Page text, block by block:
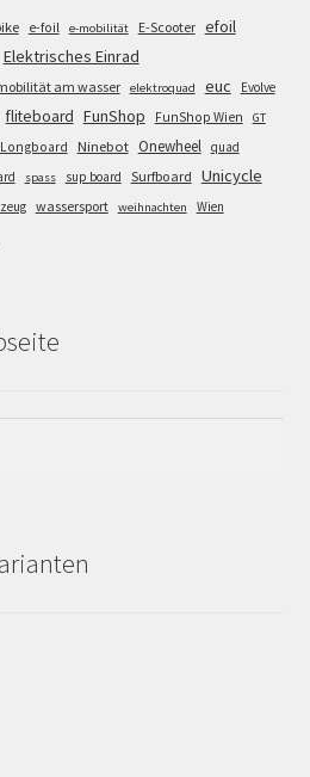
e-foil e-mobilität E-Scooter efoil
Elektrisches Einrad
am wasser elektroquad euc
Evolve
fliteboard FunShop FunShop Wien GT
Longboard Ninebot Onewheel quad
spass sup board Surfboard Unicycle
wassersport weihnachten
Wien